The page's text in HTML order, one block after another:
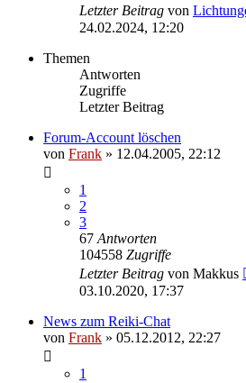
Letzter Beitrag von
24.02.2024, 12:20
Themen
Antworten
Zugriffe
Letzter Beitrag
Forum-Account löschen
von Frank » 12.04.2005, 22:12
1
2
3
67 Antworten
104558 Zugriffe
Letzter Beitrag von Makkus
03.10.2020, 17:37
News zum Reiki-Chat
von Frank » 05.12.2012, 22:27
1